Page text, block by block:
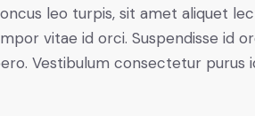
leo turpis, sit amet aliquet
vitae id orci. Suspendisse id
Vestibulum consectetur purus